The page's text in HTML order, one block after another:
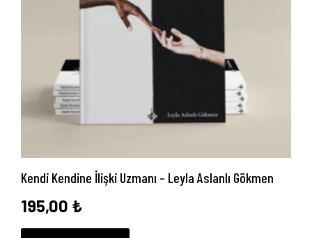
Hakkımızda
Yayınlarımız
İletişim
Kendi Kendine İlişki Uzmanı – Leyla Aslanlı Gökmen
195,00 ₺